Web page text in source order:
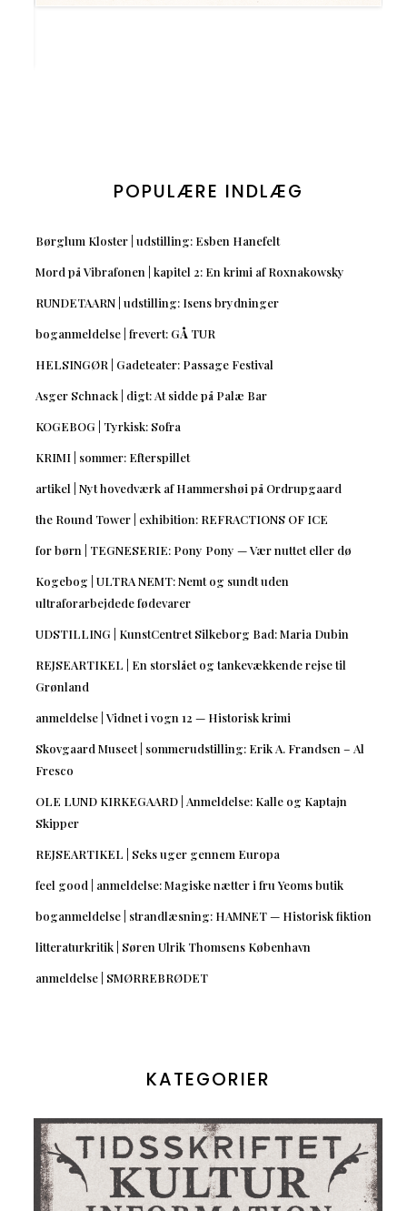
POPULÆRE INDLÆG
Børglum Kloster | udstilling: Esben Hanefelt
Mord på Vibrafonen | kapitel 2: En krimi af Roxnakowsky
RUNDETAARN | udstilling: Isens brydninger
boganmeldelse | frevert: GÅ TUR
HELSINGØR | Gadeteater: Passage Festival
Asger Schnack | digt: At sidde på Palæ Bar
KOGEBOG | Tyrkisk: Sofra
KRIMI | sommer: Efterspillet
artikel | Nyt hovedværk af Hammershøi på Ordrupgaard
the Round Tower | exhibition: REFRACTIONS OF ICE
for børn | TEGNESERIE: Pony Pony — Vær nuttet eller dø
Kogebog | ULTRA NEMT: Nemt og sundt uden
ultraforarbejdede fødevarer
UDSTILLING | KunstCentret Silkeborg Bad: Maria Dubin
REJSEARTIKEL | En storslået og tankevækkende rejse til
Grønland
anmeldelse | Vidnet i vogn 12 — Historisk krimi
Skovgaard Museet | sommerudstilling: Erik A. Frandsen – Al
Fresco
OLE LUND KIRKEGAARD | Anmeldelse: Kalle og Kaptajn
Skipper
REJSEARTIKEL | Seks uger gennem Europa
feel good | anmeldelse: Magiske nætter i fru Yeoms butik
boganmeldelse | strandlæsning: HAMNET — Historisk fiktion
litteraturkritik | Søren Ulrik Thomsens København
anmeldelse | SMØRREBRØDET
KATEGORIER